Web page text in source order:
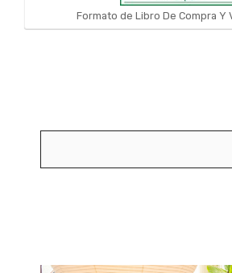
Formato de Libro De Compra Y